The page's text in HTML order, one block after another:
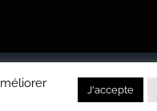
J'accepte